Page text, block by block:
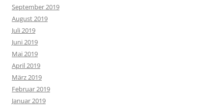
September 2019
August 2019
Juli 2019
Juni 2019
Mai 2019
April 2019
März 2019
Februar 2019
Januar 2019